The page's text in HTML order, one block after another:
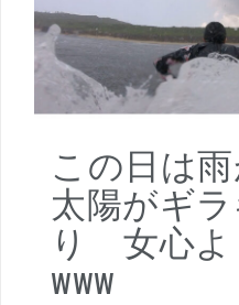
この日は
太陽がギ
り 女心よ
www